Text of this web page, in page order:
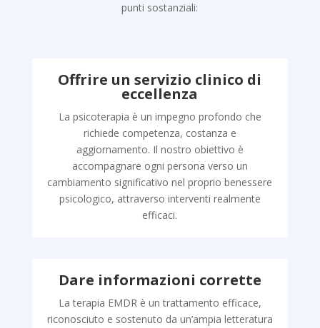
punti sostanziali:
Offrire un servizio clinico di
eccellenza
La psicoterapia è un impegno profondo che
richiede competenza, costanza e
aggiornamento. Il nostro obiettivo è
accompagnare ogni persona verso un
cambiamento significativo nel proprio benessere
psicologico, attraverso interventi realmente
efficaci.
Dare informazioni corrette
La terapia EMDR è un trattamento efficace,
riconosciuto e sostenuto da un’ampia letteratura